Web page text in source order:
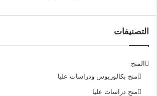
التصنيفات
المنح
منح بكالوريوس ودراسات عليا
منح دراسات عليا